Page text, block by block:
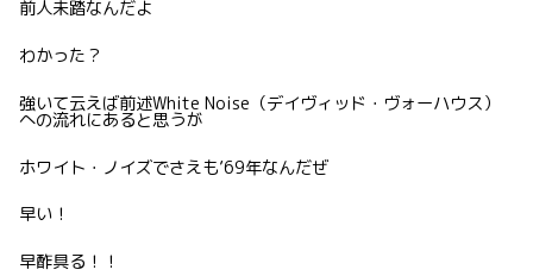
前人未踏なんだよ
わかった？
強いて云えば前述White Noise（デイヴィッド・ヴォーハウス）
への流れにあると思うが
ホワイト・ノイズでさえも’69年なんだぜ
早い！
早酢具る！！